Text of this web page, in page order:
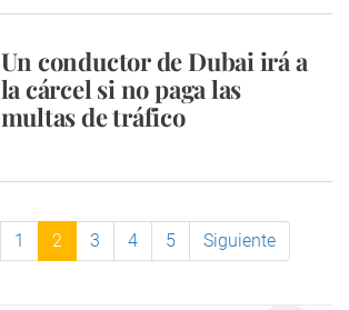
Un conductor de Dubai irá a
la cárcel si no paga las
multas de tráfico
1 2 3 4 5 Siguiente